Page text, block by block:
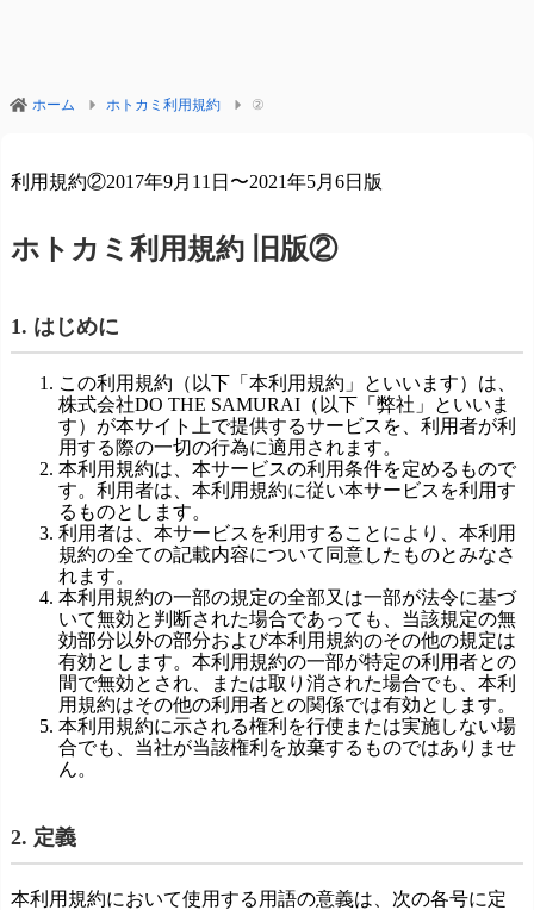
ホーム ホトカミ利用規約 ②
利用規約②2017年9月11日〜2021年5月6日版
ホトカミ利用規約 旧版②
1. はじめに
この利用規約（以下「本利用規約」といいます）は、
株式会社DO THE SAMURAI（以下「弊社」といいま
す）が本サイト上で提供するサービスを、利用者が利
用する際の一切の行為に適用されます。
本利用規約は、本サービスの利用条件を定めるもので
す。利用者は、本利用規約に従い本サービスを利用す
るものとします。
利用者は、本サービスを利用することにより、本利用
規約の全ての記載内容について同意したものとみなさ
れます。
本利用規約の一部の規定の全部又は一部が法令に基づ
いて無効と判断された場合であっても、当該規定の無
効部分以外の部分および本利用規約のその他の規定は
有効とします。本利用規約の一部が特定の利用者との
間で無効とされ、または取り消された場合でも、本利
用規約はその他の利用者との関係では有効とします。
本利用規約に示される権利を行使または実施しない場
合でも、当社が当該権利を放棄するものではありませ
ん。
2. 定義
本利用規約において使用する用語の意義は、次の各号に定